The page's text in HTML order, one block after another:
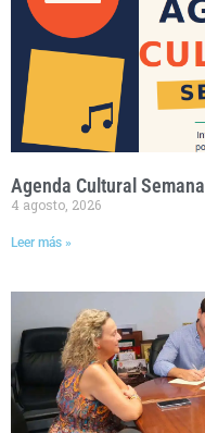
Agenda Cultural Semanal
4 agosto, 2026
Leer más »